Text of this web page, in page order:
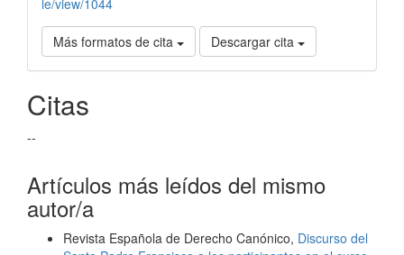
le/view/1044
Más formatos de cita Descargar cita
Citas
--
Artículos más leídos del mismo
autor/a
Revista Española de Derecho Canónico, Discurso del